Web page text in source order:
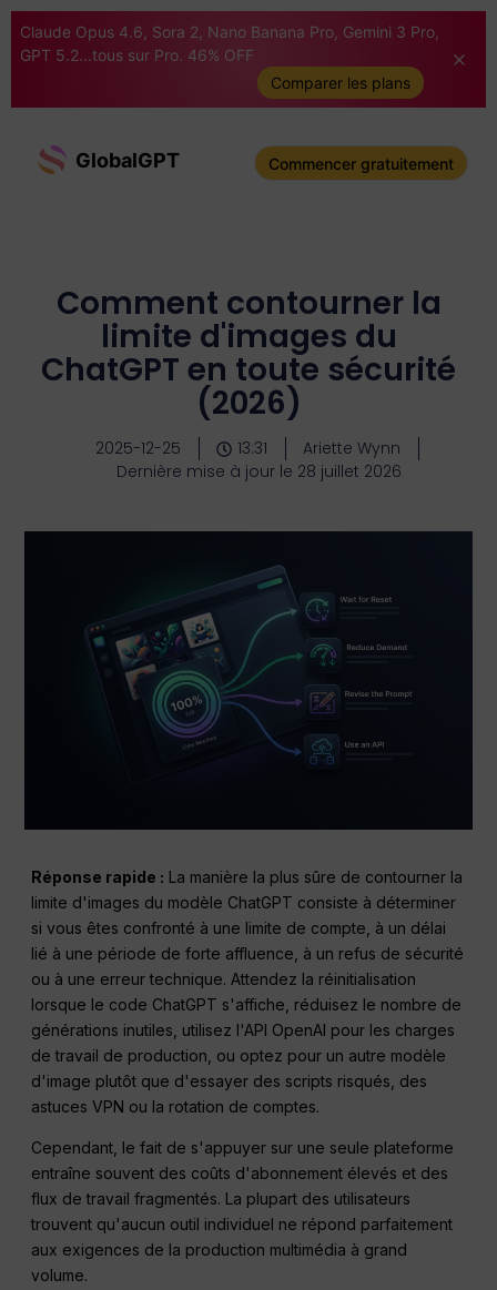
Claude Opus 4.6, Sora 2, Nano Banana Pro, Gemini 3 Pro,
GPT 5.2...tous sur Pro. 46% OFF
Comparer les plans
GlobalGPT Commencer gratuitement
Comment contourner la
limite d'images du
ChatGPT en toute sécurité
(2026)
2025-12-25 13:31
Ariette Wynn
Dernière mise à jour le 28 juillet 2026
Réponse rapide : La manière la plus sûre de contourner la
limite d'images du modèle ChatGPT consiste à déterminer
si vous êtes confronté à une limite de compte, à un délai
lié à une période de forte affluence, à un refus de sécurité
ou à une erreur technique. Attendez la réinitialisation
lorsque le code ChatGPT s'affiche, réduisez le nombre de
générations inutiles, utilisez l'API OpenAI pour les charges
de travail de production, ou optez pour un autre modèle
d'image plutôt que d'essayer des scripts risqués, des
astuces VPN ou la rotation de comptes.
Cependant, le fait de s'appuyer sur une seule plateforme
entraîne souvent des coûts d'abonnement élevés et des
flux de travail fragmentés. La plupart des utilisateurs
trouvent qu'aucun outil individuel ne répond parfaitement
aux exigences de la production multimédia à grand
volume.